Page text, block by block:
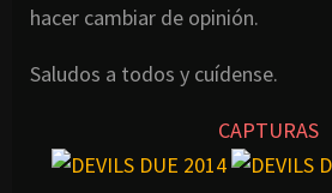
hacer cambiar de opinión.
Saludos a todos y cuídense.
CAPTURAS